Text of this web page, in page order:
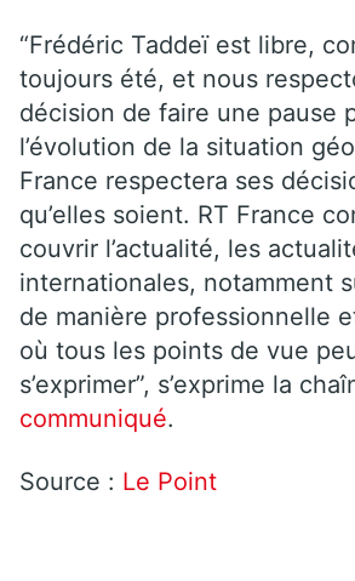
“Frédéric Taddeï est libre,
toujours été, et nous
décision de faire une pause
l’évolution de la situation
France respectera ses
qu’elles soient. RT France
couvrir l’actualité, les
internationales, notamment
de manière professionnelle
où tous les points de vue
s’exprimer”, s’exprime la
communiqué.
Source : Le Point